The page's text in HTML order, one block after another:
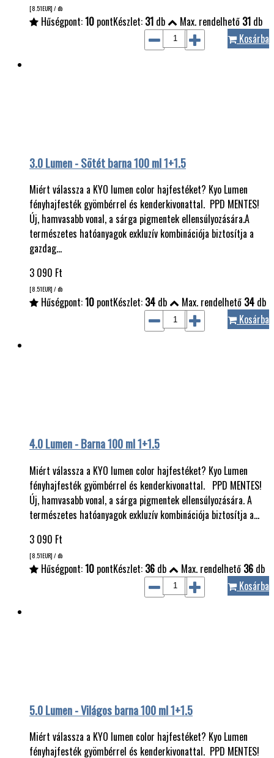
[8.51EUR] / db
Hűségpont:10 pontKészlet: 31 db Max. rendelhető 31 db
Kosárba
3.0 Lumen - Sötét barna 100 ml 1+1.5
Miért válassza a KYO lumen color hajfestéket? Kyo Lumen
fényhajfesték gyömbérrel és kenderkivonattal. PPD MENTES!
Új, hamvasabb vonal, a sárga pigmentek ellensúlyozására.A
természetes hatóanyagok exkluzív kombinációja biztosítja a
gazdag…
3 090 Ft
[8.51EUR] / db
Hűségpont:10 pontKészlet: 34 db Max. rendelhető 34 db
Kosárba
4.0 Lumen - Barna 100 ml 1+1.5
Miért válassza a KYO lumen color hajfestéket? Kyo Lumen
fényhajfesték gyömbérrel és kenderkivonattal. PPD MENTES!
Új, hamvasabb vonal, a sárga pigmentek ellensúlyozására. A
természetes hatóanyagok exkluzív kombinációja biztosítja a…
3 090 Ft
[8.51EUR] / db
Hűségpont:10 pontKészlet: 36 db Max. rendelhető 36 db
Kosárba
5.0 Lumen - Világos barna 100 ml 1+1.5
Miért válassza a KYO lumen color hajfestéket? Kyo Lumen
fényhajfesték gyömbérrel és kenderkivonattal. PPD MENTES!